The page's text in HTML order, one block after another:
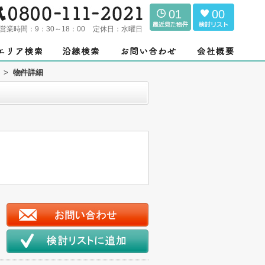
業時間： 9：30～18：00 定休日： 水曜日
01 00
> 物件詳細